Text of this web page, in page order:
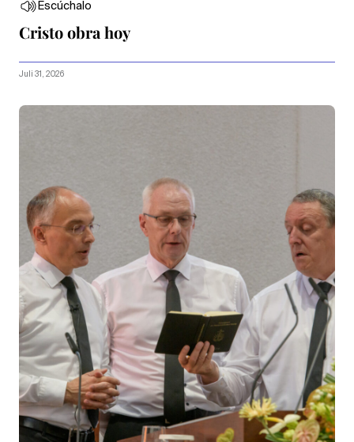
Escúchalo
Cristo obra hoy
Juli 31, 2026